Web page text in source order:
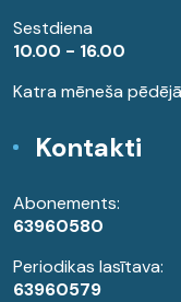
Sestdiena
10.00 - 16.00
Katra mēneša
Kontakti
Abonements:
63960580
Periodikas lasītava:
63960579